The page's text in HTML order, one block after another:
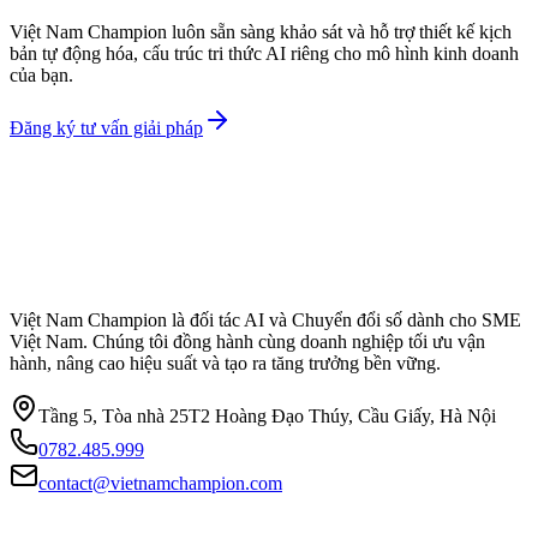
Việt Nam Champion luôn sẵn sàng khảo sát và hỗ trợ thiết kế kịch
bản tự động hóa, cấu trúc tri thức AI riêng cho mô hình kinh doanh
của bạn.
Đăng ký tư vấn giải pháp
Việt Nam Champion là đối tác AI và Chuyển đổi số dành cho SME
Việt Nam. Chúng tôi đồng hành cùng doanh nghiệp tối ưu vận
hành, nâng cao hiệu suất và tạo ra tăng trưởng bền vững.
Tầng 5, Tòa nhà 25T2 Hoàng Đạo Thúy, Cầu Giấy, Hà Nội
0782.485.999
contact@vietnamchampion.com